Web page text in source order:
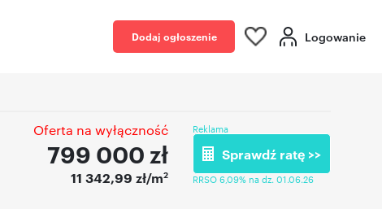
Dodaj ogłoszenie Logowanie
Oferta na wyłączność
799 000 zł
11 342,99 zł/m2
Reklama
Sprawdź ratę >>
RRSO 6,09% na dz. 01.06.26